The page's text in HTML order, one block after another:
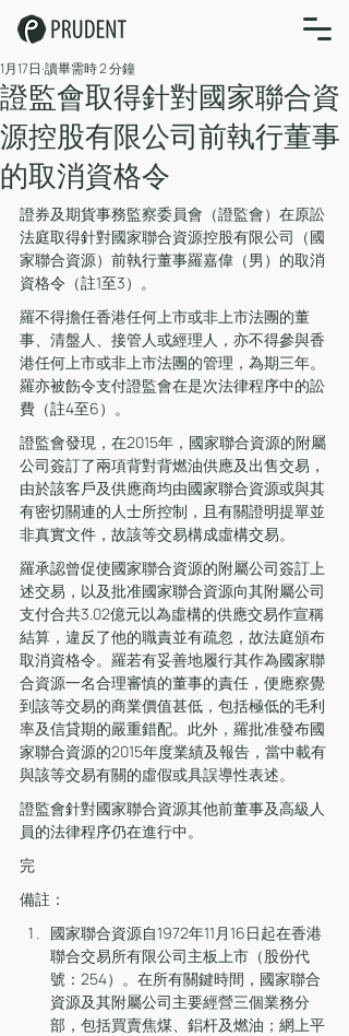
證監會取得針對國家聯合資
源控股有限公司前執行董事
的取消資格令
1月17日 讀畢需時 2 分鐘
證券及期貨事務監察委員會（證監會）在原訟
法庭取得針對國家聯合資源控股有限公司（國
家聯合資源）前執行董事羅嘉偉（男）的取消
資格令（註1至3）。
羅不得擔任香港任何上市或非上市法團的董
事、清盤人、接管人或經理人，亦不得參與香
港任何上市或非上市法團的管理，為期三年。
羅亦被飭令支付證監會在是次法律程序中的訟
費（註4至6）。
證監會發現，在2015年，國家聯合資源的附屬
公司簽訂了兩項背對背燃油供應及出售交易，
由於該客戶及供應商均由國家聯合資源或與其
有密切關連的人士所控制，且有關證明提單並
非真實文件，故該等交易構成虛構交易。
羅承認曾促使國家聯合資源的附屬公司簽訂上
述交易，以及批准國家聯合資源向其附屬公司
支付合共3.02億元以為虛構的供應交易作宣稱
結算，違反了他的職責並有疏忽，故法庭頒布
取消資格令。羅若有妥善地履行其作為國家聯
合資源一名合理審慎的董事的責任，便應察覺
到該等交易的商業價值甚低，包括極低的毛利
率及信貸期的嚴重錯配。此外，羅批准發布國
家聯合資源的2015年度業績及報告，當中載有
與該等交易有關的虛假或具誤導性表述。
證監會針對國家聯合資源其他前董事及高級人
員的法律程序仍在進行中。
完
備註：
國家聯合資源自1972年11月16日起在香港
聯合交易所有限公司主板上市（股份代
號：254）。在所有關鍵時間，國家聯合
資源及其附屬公司主要經營三個業務分
部，包括買賣焦煤、鋁杆及燃油；網上平